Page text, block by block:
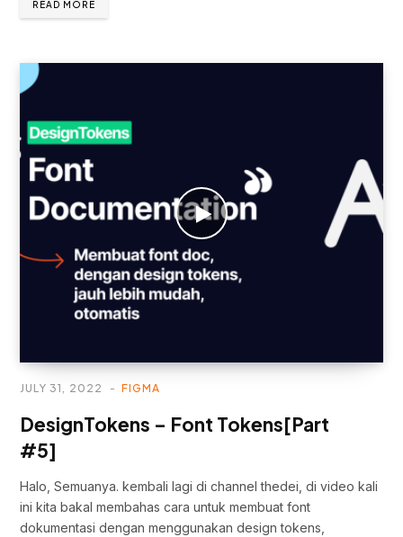
READ MORE
FIGMA
JULY 31, 2022
DesignTokens – Font Tokens[Part
#5]
Halo, Semuanya. kembali lagi di channel thedei, di video kali
ini kita bakal membahas cara untuk membuat font
dokumentasi dengan menggunakan design tokens,